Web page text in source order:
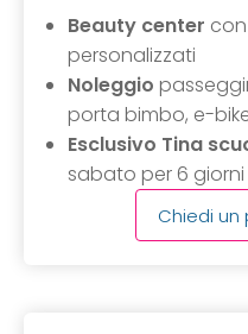
Beauty center
personalizzati
Noleggio
porta bimbo, e-
Esclusivo Tina
sabato per 6 giorni
Chiedi un